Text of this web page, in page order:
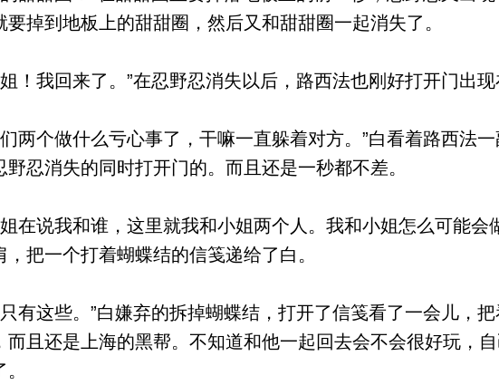
要掉到地板上的甜甜圈，然后又和甜甜圈一起消失了。
！我回来了。”在忍野忍消失以后，路西法也刚好打开门出现
两个做什么亏心事了，干嘛一直躲着对方。”白看着路西法
野忍消失的同时打开门的。而且还是一秒都不差。
在说我和谁，这里就我和小姐两个人。我和小姐怎么可能会
，把一个打着蝴蝶结的信笺递给了白。
有这些。”白嫌弃的拆掉蝴蝶结，打开了信笺看了一会儿，
而且还是上海的黑帮。不知道和他一起回去会不会很好玩，